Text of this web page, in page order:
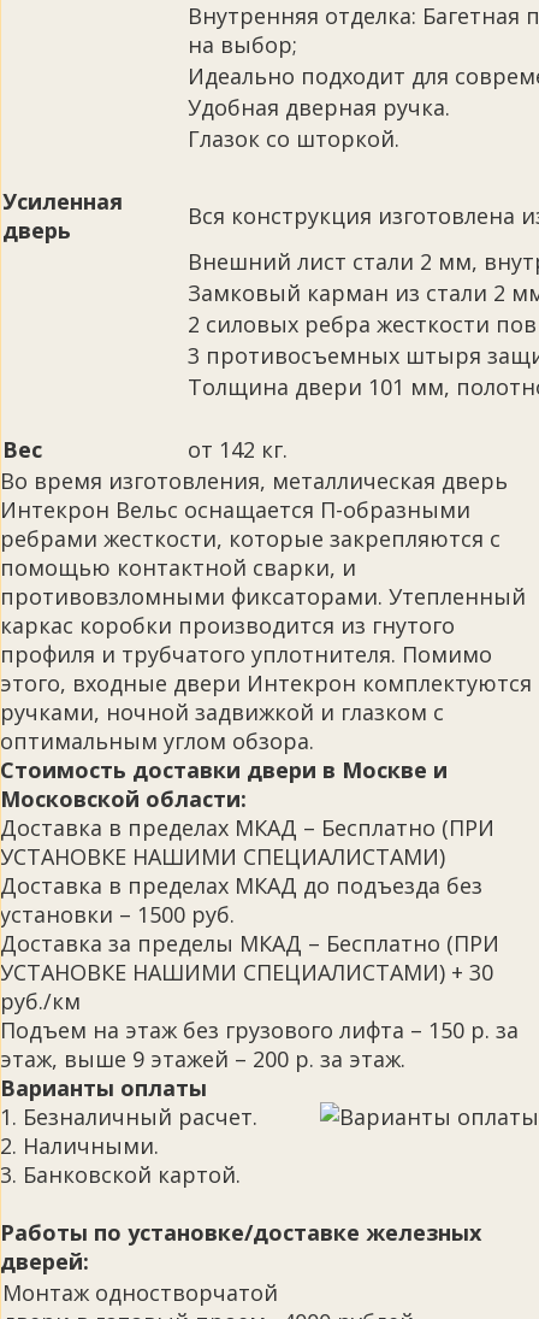
Внутренняя отделка:
на выбор;
Идеально подходит для
Удобная дверная ручка.
Глазок со шторкой.
Усиленная
дверь
Вся конструкция изготовлена
Внешний лист стали 2 мм,
Замковый карман из стали 2
2 силовых ребра жесткости
3 противосъемных штыря
Толщина двери 101 мм,
Вес
от 142 кг.
Во время изготовления, металлическая дверь
Интекрон Вельс оснащается П-образными
ребрами жесткости, которые закрепляются с
помощью контактной сварки, и
противовзломными фиксаторами. Утепленный
каркас коробки производится из гнутого
профиля и трубчатого уплотнителя. Помимо
этого, входные двери Интекрон комплектуются
ручками, ночной задвижкой и глазком с
оптимальным углом обзора.
Стоимость доставки двери в Москве и
Московской области:
Доставка в пределах МКАД – Бесплатно (ПРИ
УСТАНОВКЕ НАШИМИ СПЕЦИАЛИСТАМИ)
Доставка в пределах МКАД до подъезда без
установки – 1500 руб.
Доставка за пределы МКАД – Бесплатно (ПРИ
УСТАНОВКЕ НАШИМИ СПЕЦИАЛИСТАМИ) + 30
руб./км
Подъем на этаж без грузового лифта – 150 р. за
этаж, выше 9 этажей – 200 р. за этаж.
Варианты оплаты
1. Безналичный расчет.
2. Наличными.
3. Банковской картой.
Работы по установке/доставке железных
дверей:
Монтаж одностворчатой